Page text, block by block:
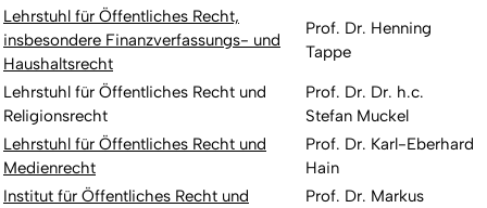
Lehrstuhl für Öffentliches Recht,
insbesondere Finanzverfassungs- und
Haushaltsrecht
Prof. Dr. Henning
Tappe
Lehrstuhl für Öffentliches Recht und
Religionsrecht
Prof. Dr. Dr. h.c.
Stefan Muckel
Lehrstuhl für Öffentliches Recht und
Medienrecht
Prof. Dr. Karl-Eberhard
Hain
Institut für Öffentliches Recht und
Prof. Dr. Markus